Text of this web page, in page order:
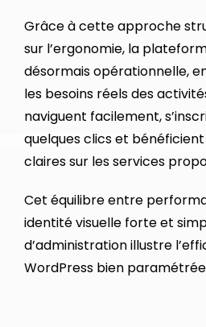
Grâce à cette approche
sur l’ergonomie, la
désormais opérationnelle,
les besoins réels des
naviguent facilement,
quelques clics et
claires sur les services
Cet équilibre entre
identité visuelle forte et
d’administration illustre
WordPress bien